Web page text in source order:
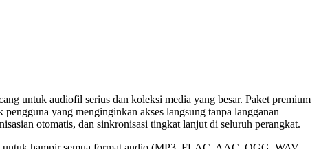
untuk audiofil serius dan koleksi media yang besar. Paket premium
yang menginginkan akses langsung tanpa langganan
otomatis, dan sinkronisasi tingkat lanjut di seluruh perangkat.